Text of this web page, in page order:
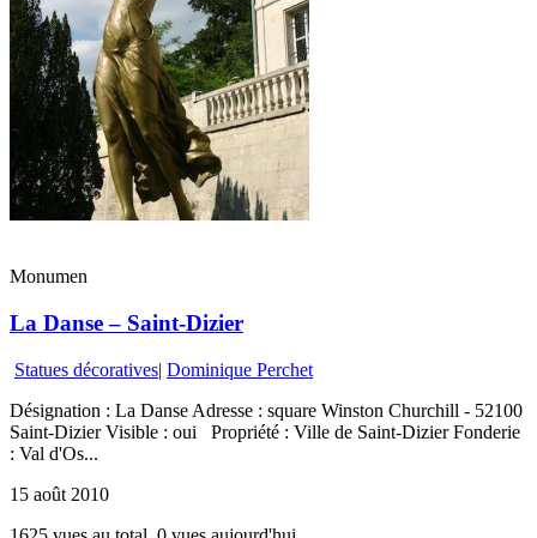
Monumen
La Danse – Saint-Dizier
Statues décoratives| Dominique Perchet
Désignation : La Danse Adresse : square Winston Churchill - 52100
Saint-Dizier Visible : oui Propriété : Ville de Saint-Dizier Fonderie
: Val d'Os...
15 août 2010